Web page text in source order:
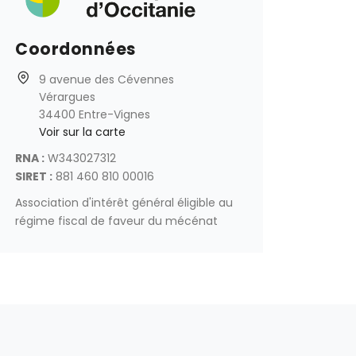
Coordonnées
9 avenue des Cévennes
Vérargues
34400 Entre-Vignes
Voir sur la carte
RNA : W343027312
SIRET : 881 460 810 00016
Association d'intérêt général éligible au
régime fiscal de faveur du mécénat